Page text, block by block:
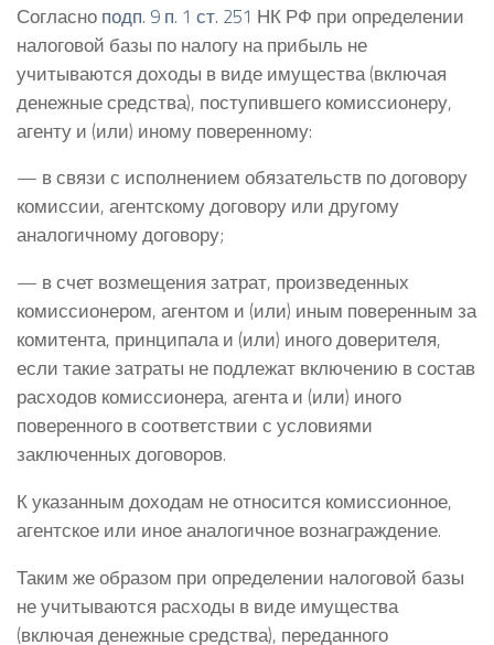
Согласно подп. 9 п. 1 ст. 251 НК РФ при определении
налоговой базы по налогу на прибыль не
учитываются доходы в виде имущества (включая
денежные средства), поступившего комиссионеру,
агенту и (или) иному поверенному:
— в связи с исполнением обязательств по договору
комиссии, агентскому договору или другому
аналогичному договору;
— в счет возмещения затрат, произведенных
комиссионером, агентом и (или) иным поверенным за
комитента, принципала и (или) иного доверителя,
если такие затраты не подлежат включению в состав
расходов комиссионера, агента и (или) иного
поверенного в соответствии с условиями
заключенных договоров.
К указанным доходам не относится комиссионное,
агентское или иное аналогичное вознаграждение.
Таким же образом при определении налоговой базы
не учитываются расходы в виде имущества
(включая денежные средства), переданного